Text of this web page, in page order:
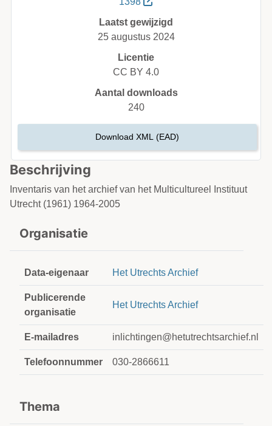
Beschrijving
Inventaris van het archief van het Multicultureel Instituut
Utrecht (1961) 1964-2005
Organisatie
Data-eigenaar Het Utrechts Archief
Publicerende
organisatie
Het Utrechts Archief
E-mailadres inlichtingen@hetutrechtsarchief.nl
Telefoonnummer 030-2866611
Thema
Laatst gewijzigd
25 augustus 2024
Licentie
CC BY 4.0
Aantal downloads
240
Download XML (EAD)